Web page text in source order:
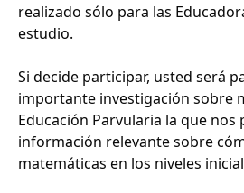
realizado sólo para las
estudio.
Si decide participar, usted será
importante investigación sobre
Educación Parvularia la que
información relevante sobre
matemáticas en los niveles